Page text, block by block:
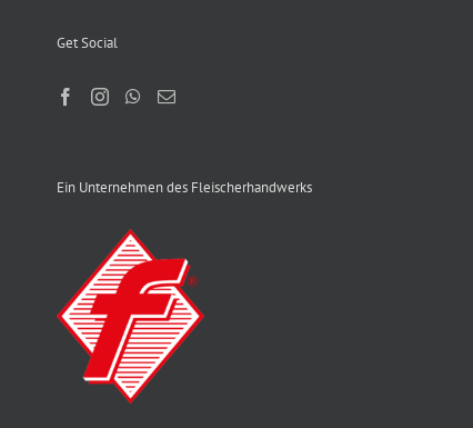
Get Social
Ein Unternehmen des Fleischerhandwerks